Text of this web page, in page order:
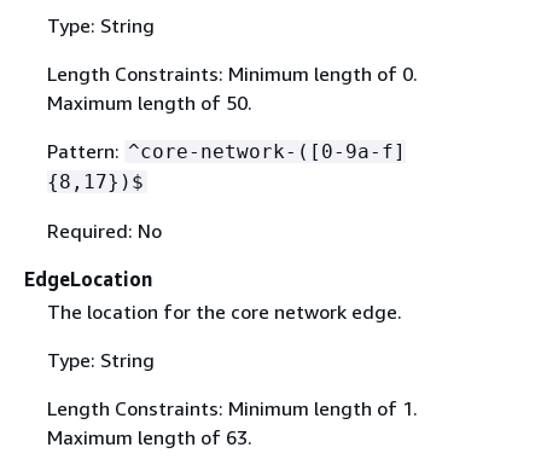
Type: String
Length Constraints: Minimum length of 0.
Maximum length of 50.
Pattern: ^core-network-([0-9a-f]
{8,17})$
Required: No
EdgeLocation
The location for the core network edge.
Type: String
Length Constraints: Minimum length of 1.
Maximum length of 63.